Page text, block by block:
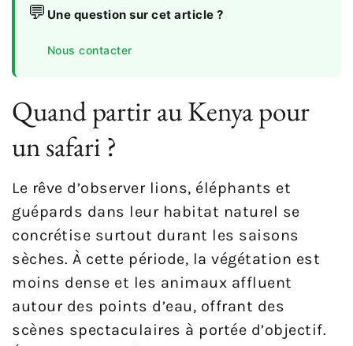
💬 Une question sur cet article ?
Nous contacter
Quand partir au Kenya pour
un safari ?
Le rêve d’observer lions, éléphants et
guépards dans leur habitat naturel se
concrétise surtout durant les saisons
sèches. À cette période, la végétation est
moins dense et les animaux affluent
autour des points d’eau, offrant des
scènes spectaculaires à portée d’objectif.